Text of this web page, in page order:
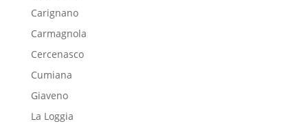
Carignano
Carmagnola
Cercenasco
Cumiana
Giaveno
La Loggia